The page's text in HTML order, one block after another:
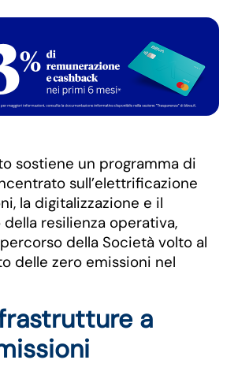
sostiene un programma di
sull’elettrificazione
la digitalizzazione e il
resilienza operativa,
della Società volto al
delle zero emissioni nel
a